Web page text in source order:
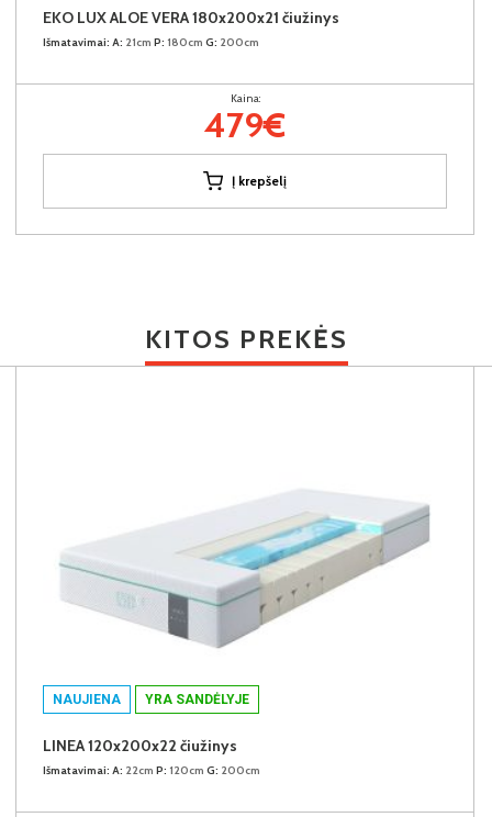
EKO LUX ALOE VERA 180x200x21 čiužinys
Išmatavimai: A: 21cm P: 180cm G: 200cm
Kaina:
479€
Į krepšelį
KITOS PREKĖS
NAUJIENA YRA SANDĖLYJE
LINEA 120x200x22 čiužinys
Išmatavimai: A: 22cm P: 120cm G: 200cm